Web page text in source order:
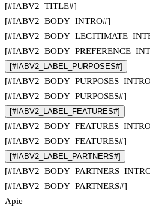
[#IABV2_TITLE#]
[#IABV2_BODY_INTRO#]
[#IABV2_LABEL_PURPOSES#]
[#IABV2_BODY_PURPOSES#]
[#IABV2_LABEL_FEATURES#]
[#IABV2_BODY_FEATURES#]
[#IABV2_LABEL_PARTNERS#]
[#IABV2_BODY_PARTNERS#]
Apie